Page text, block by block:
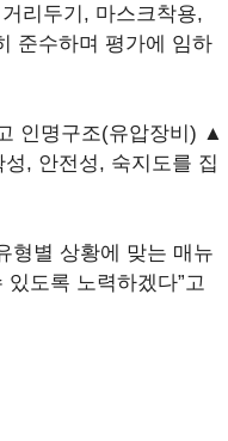
리두기, 마스크착용,
준수하며 평가에 임하
인명구조(유압장비) ▲
, 안전성, 숙지도를 집
형별 상황에 맞는 매뉴
도록 노력하겠다”고